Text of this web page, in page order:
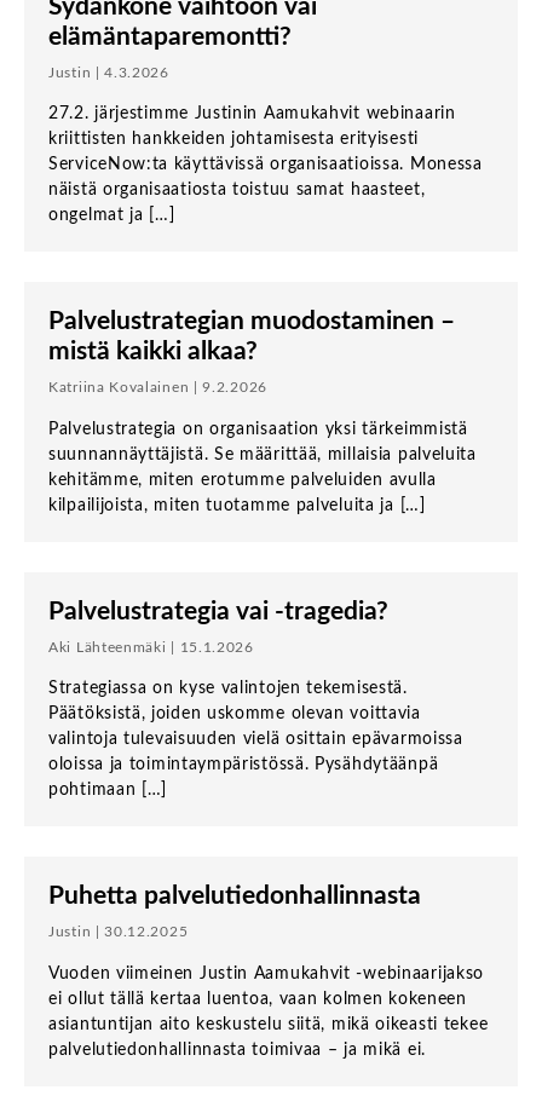
Sydänkone vaihtoon vai
elämäntaparemontti?
Justin | 4.3.2026
27.2. järjestimme Justinin Aamukahvit webinaarin
kriittisten hankkeiden johtamisesta erityisesti
ServiceNow:ta käyttävissä organisaatioissa. Monessa
näistä organisaatiosta toistuu samat haasteet,
ongelmat ja […]
Palvelustrategian muodostaminen –
mistä kaikki alkaa?
Katriina Kovalainen | 9.2.2026
Palvelustrategia on organisaation yksi tärkeimmistä
suunnannäyttäjistä. Se määrittää, millaisia palveluita
kehitämme, miten erotumme palveluiden avulla
kilpailijoista, miten tuotamme palveluita ja […]
Palvelustrategia vai -tragedia?
Aki Lähteenmäki | 15.1.2026
Strategiassa on kyse valintojen tekemisestä.
Päätöksistä, joiden uskomme olevan voittavia
valintoja tulevaisuuden vielä osittain epävarmoissa
oloissa ja toimintaympäristössä. Pysähdytäänpä
pohtimaan […]
Puhetta palvelutiedonhallinnasta
Justin | 30.12.2025
Vuoden viimeinen Justin Aamukahvit -webinaarijakso
ei ollut tällä kertaa luentoa, vaan kolmen kokeneen
asiantuntijan aito keskustelu siitä, mikä oikeasti tekee
palvelutiedonhallinnasta toimivaa – ja mikä ei.